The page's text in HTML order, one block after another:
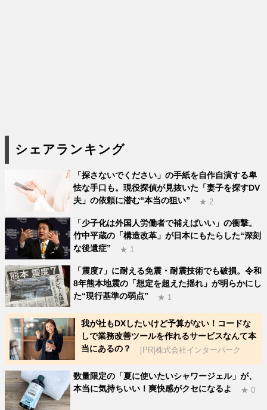
シェアランキング
「探さないでください」の手紙を自作自演する卑
怯な手口も。現役探偵が見抜いた「妻子を探すDV
夫」の依頼に潜む“本当の狙い”
★ 2
「少子化は外国人労働者で補えばいい」の衝撃。
竹中平蔵の「構造改革」が日本にもたらした“深刻
な後遺症”
★ 1
「震度7」に耐える免震・耐震技術でも破損。令和
8年熊本地震の「想定を超えた揺れ」が明らかにし
た“現行基準の弱点”
★ 1
我が社もDXしたいけど予算がない！コードな
しで業務改善ツールを作れるサービスなんて本
当にあるの？
[PR]株式会社インターパーク
数量限定の「夏に使いたいシャワージェル」が、
本当に気持ちいい！爽快感がクセになるよ
★ 0